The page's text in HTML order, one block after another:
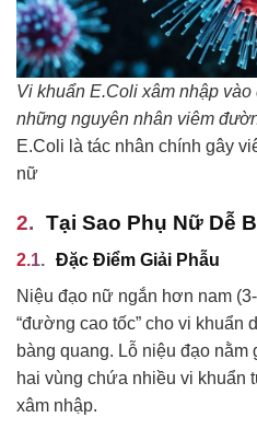
Vi khuẩn E.Coli xâm nhập
những nguyên nhân viêm
E.Coli là tác nhân chính gây
nữ
Tại Sao Phụ Nữ Dễ
Đặc Điểm Giải Phẫu
Niệu đạo nữ ngắn hơn nam
“đường cao tốc” cho vi khuẩn
bàng quang. Lỗ niệu đạo nằm
hai vùng chứa nhiều vi khuẩn
xâm nhập.